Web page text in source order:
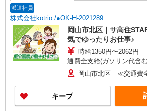
派遣社員
株式会社kotrio /●OK-H-2021289
岡山市北区｜サ高住
気でゆったりお仕事♪
時給1350円〜2062円
通費全支給(ガソリン代含
岡山市北区 ≪交通費
キープ